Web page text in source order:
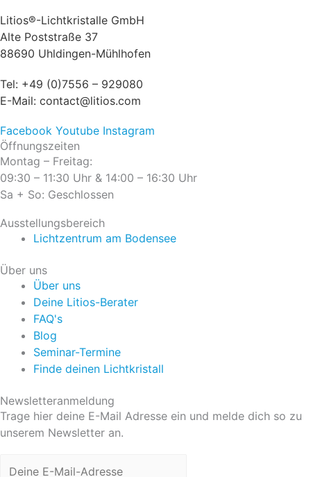
Litios®-Lichtkristalle GmbH
Alte Poststraße 37
88690 Uhldingen-Mühlhofen
Tel: +49 (0)7556 – 929080
E-Mail: contact@litios.com
Facebook Youtube Instagram
Öffnungszeiten
Montag – Freitag:
09:30 – 11:30 Uhr & 14:00 – 16:30 Uhr
Sa + So: Geschlossen
Ausstellungsbereich
Lichtzentrum am Bodensee
Über uns
Über uns
Deine Litios-Berater
FAQ's
Blog
Seminar-Termine
Finde deinen Lichtkristall
Newsletteranmeldung
Trage hier deine E-Mail Adresse ein und melde dich so zu
unserem Newsletter an.